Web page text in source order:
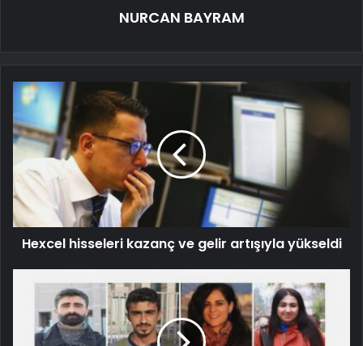
NURCAN BAYRAM
Hexcel hisseleri kazanç ve gelir artışıyla yükseldi